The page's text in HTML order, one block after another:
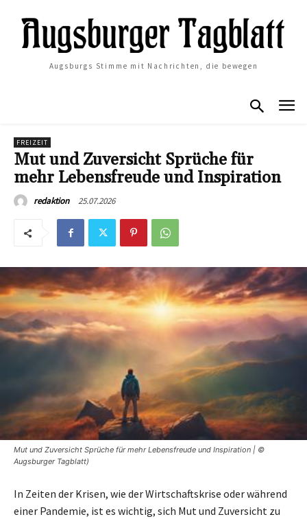
Augsburgs Stimme mit Nachrichten, die bewegen
FREIZEIT
Mut und Zuversicht Sprüche für
mehr Lebensfreude und Inspiration
redaktion 25.07.2026
Mut und Zuversicht Sprüche für mehr Lebensfreude und Inspiration | ©
Augsburger Tagblatt)
In Zeiten der Krisen, wie der Wirtschaftskrise oder während
einer Pandemie, ist es wichtig, sich Mut und Zuversicht zu